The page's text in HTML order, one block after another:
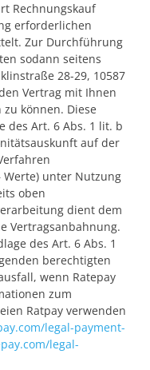
Rechnungskauf
erforderlichen
Zur Durchführung
sodann seitens
28-29, 10587
Vertrag mit Ihnen
können. Diese
des Art. 6 Abs. 1 lit. b
auf der
Werte) unter Nutzung
oben
dient dem
Vertragsanbahnung.
des Art. 6 Abs. 1
berechtigten
wenn Ratepay
zum
Ratpay verwenden
legal-payment-
legal-